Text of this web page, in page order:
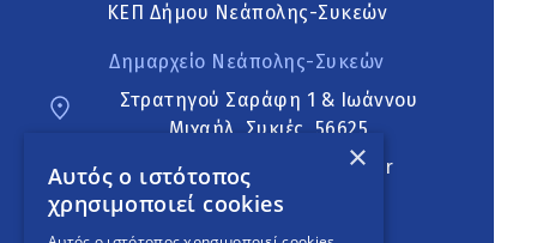
ΚΕΠ Δήμου Νεάπολης-Συκεών
Δημαρχείο Νεάπολης-Συκεών
Στρατηγού Σαράφη 1 & Ιωάννου
Μιχαήλ, Συκιές, 56625
neapoli.sykies@ddt.gov.gr
Ακολουθήστε
×
Αυτός ο ιστότοπος
χρησιμοποιεί cookies